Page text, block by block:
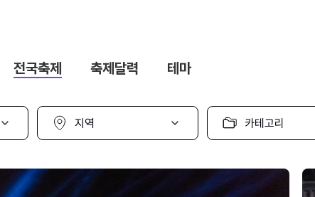
전국축제 축제달력 테마
지
선
카
고
선
택